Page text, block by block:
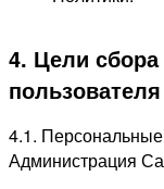
4. Цели
пользователя
4.1.
Администрация